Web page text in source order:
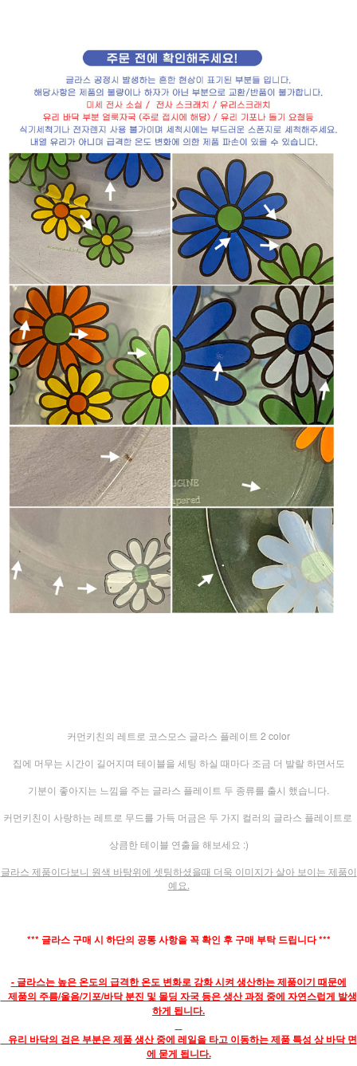
커먼키친의 레트로 코스모스 글라스 플레이트 2 color
집에 머무는 시간이 길어지며 테이블을 세팅 하실 때마다 조금 더 발랄 하면서도
기분이 좋아지는 느낌을 주는 글라스 플레이트 두 종류를 출시 했습니다.
커먼키친이 사랑하는 레트로 무드를 가득 머금은 두 가지 컬러의 글라스 플레이트로
상큼한 테이블 연출을 해보세요 :)
글라스 제품이다보니 원색 바탕위에 셋팅하셨을때 더욱 이미지가 살아 보이는 제품이
예요.
*** 글라스 구매 시 하단의 공통 사항을 꼭 확인 후 구매 부탁 드립니다 ***
- 글라스는 높은 온도의 급격한 온도 변화로 강화 시켜 생산하는 제품이기 때문에
제품의 주름/울음/기포/바닥 분진 및 몰딩 자국 등은 생산 과정 중에 자연스럽게 발생
하게 됩니다.
유리 바닥의 검은 부분은 제품 생산 중에 레일을 타고 이동하는 제품 특성 상 바닥 면
에 묻게 됩니다.